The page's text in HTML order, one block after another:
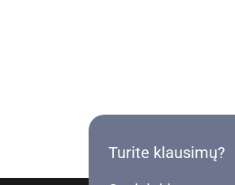
Turite klausimų?